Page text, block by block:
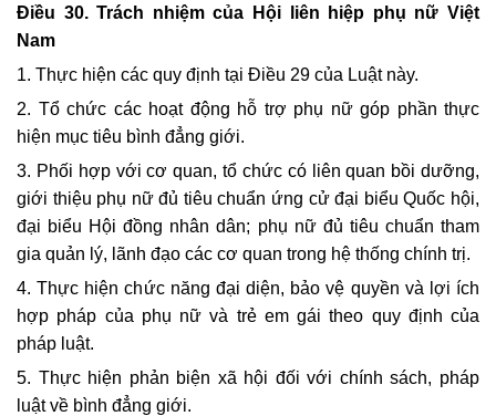
Điều 30. Trách nhiệm của Hội liên hiệp phụ nữ Việt
Nam
1. Thực hiện các quy định tại Điều 29 của Luật này.
2. Tổ chức các hoạt động hỗ trợ phụ nữ góp phần thực
hiện mục tiêu bình đẳng giới.
3. Phối hợp với cơ quan, tổ chức có liên quan bồi dưỡng,
giới thiệu phụ nữ đủ tiêu chuẩn ứng cử đại biểu Quốc hội,
đại biểu Hội đồng nhân dân; phụ nữ đủ tiêu chuẩn tham
gia quản lý, lãnh đạo các cơ quan trong hệ thống chính trị.
4. Thực hiện chức năng đại diện, bảo vệ quyền và lợi ích
hợp pháp của phụ nữ và trẻ em gái theo quy định của
pháp luật.
5. Thực hiện phản biện xã hội đối với chính sách, pháp
luật về bình đẳng giới.